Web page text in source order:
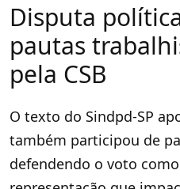
Disputa
pautas
pela CSB
O texto do Sindpd-SP
também participou de
defendendo o voto